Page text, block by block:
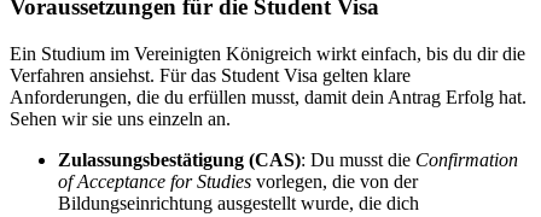
Voraussetzungen für die Student Visa
Ein Studium im Vereinigten Königreich wirkt einfach, bis du dir die
Verfahren ansiehst. Für das Student Visa gelten klare
Anforderungen, die du erfüllen musst, damit dein Antrag Erfolg hat.
Sehen wir sie uns einzeln an.
Zulassungsbestätigung (CAS): Du musst die Confirmation
of Acceptance for Studies vorlegen, die von der
Bildungseinrichtung ausgestellt wurde, die dich